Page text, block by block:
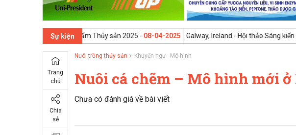
Sự kiện
Thực phẩm Thủy sản 2025 -08-04-2025 Galway, Ireland - Hội thảo Sáng kiến sức khỏe
Trang
chủ
Chia
sẻ
Nuôi trồng thủy sản Khuyến ngư - Mô hình
Nuôi cá chẽm – Mô hình mới ở
Chưa có đánh giá về bài viết